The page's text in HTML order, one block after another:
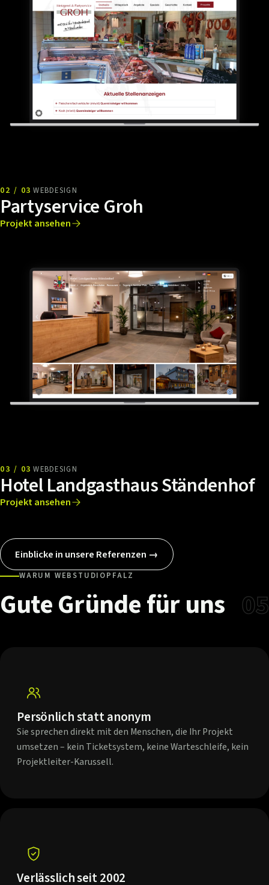
02 / 03 WEBDESIGN
Partyservice Groh
Projekt ansehen
03 / 03 WEBDESIGN
Hotel Landgasthaus Ständenhof
Projekt ansehen
Einblicke in unsere Referenzen →
WARUM WEBSTUDIOPFALZ
GuteGründefüruns 05
Persönlich statt anonym
Sie sprechen direkt mit den Menschen, die Ihr Projekt
umsetzen – kein Ticketsystem, keine Warteschleife, kein
Projektleiter-Karussell.
Verlässlich seit 2002